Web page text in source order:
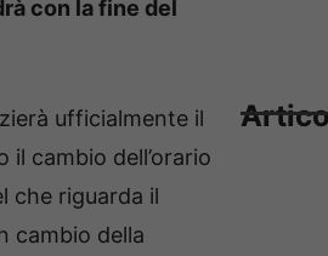
con la fine del
ufficialmente il
cambio dell’orario
che riguarda il
cambio della